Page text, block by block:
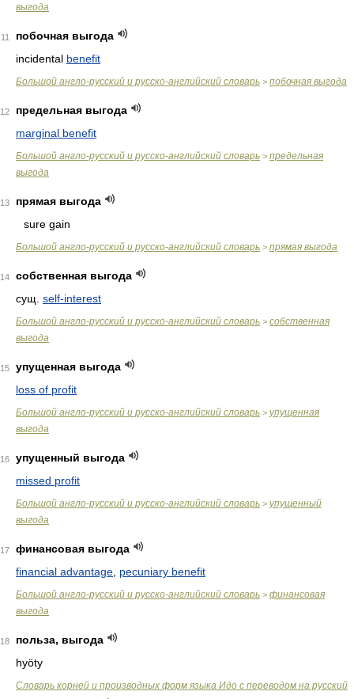
выгода
11
побочная выгода
incidental benefit
Большой англо-русский и русско-английский словарь > побочная выгода
12
предельная выгода
marginal benefit
Большой англо-русский и русско-английский словарь > предельная
выгода
13
прямая выгода
sure gain
Большой англо-русский и русско-английский словарь > прямая выгода
14
собственная выгода
сущ. self-interest
Большой англо-русский и русско-английский словарь > собственная
выгода
15
упущенная выгода
loss of profit
Большой англо-русский и русско-английский словарь > упущенная
выгода
16
упущенный выгода
missed profit
Большой англо-русский и русско-английский словарь > упущенный
выгода
17
финансовая выгода
financial advantage pecuniary benefit
Большой англо-русский и русско-английский словарь > финансовая
выгода
18
польза, выгода
hyöty
Словарь корней и производных форм языка Идо с переводом на русский